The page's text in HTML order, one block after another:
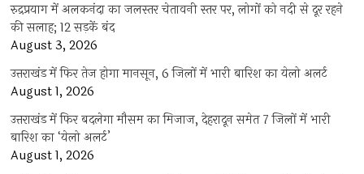
रुद्रप्रयाग में अलकनंदा का जलस्तर चेतावनी स्तर पर, लोगों को नदी से दूर रहने
की सलाह; 12 सड़कें बंद
August 3, 2026
उत्तराखंड में फिर तेज होगा मानसून, 6 जिलों में भारी बारिश का येलो अलर्ट
August 1, 2026
उत्तराखंड में फिर बदलेगा मौसम का मिजाज, देहरादून समेत 7 जिलों में भारी
बारिश का ‘येलो अलर्ट’
August 1, 2026